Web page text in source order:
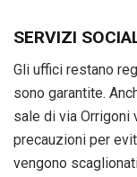
SERVIZI
Gli uffici restano
sono garantite.
sale di via Orrigoni
precauzioni per
vengono